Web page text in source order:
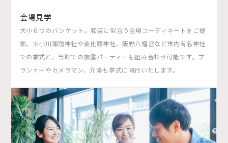
会場見学
大小６つのバンケット。和装に似合う会場コーディネートをご提
案。※小川諏訪神社や金比羅神社、飯野八幡宮など市内有名神社
での挙式と、当館での披露パーティーも組み合わせ可能です。プ
ランナーやカメラマン、介添も挙式に同行いたします。